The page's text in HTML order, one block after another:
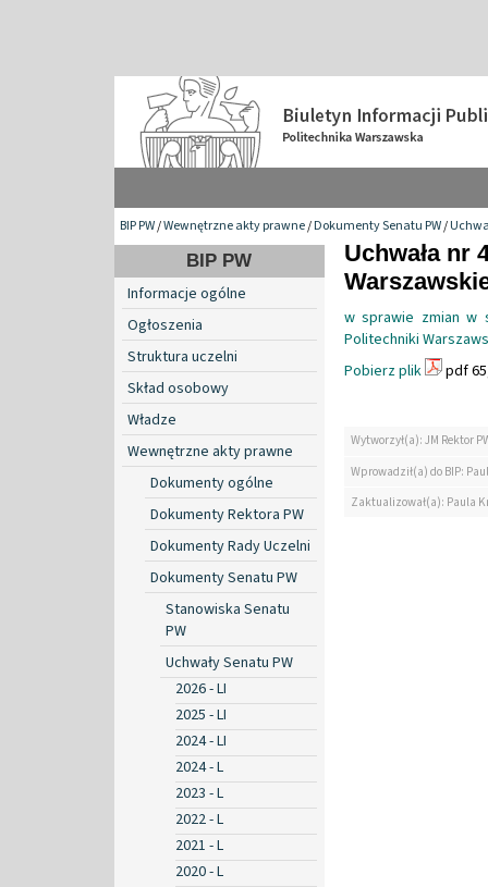
BIP PW/Wewnętrzne akty prawne/Dokumenty Senatu PW/
BIP PW
Informacje ogólne
Ogłoszenia
Struktura uczelni
Skład osobowy
Władze
Wewnętrzne akty prawne
Dokumenty ogólne
Dokumenty Rektora PW
Dokumenty Rady Uczelni
Dokumenty Senatu PW
Stanowiska Senatu
PW
Uchwały Senatu PW
2026 - LI
2025 - LI
2024 - LI
2024 - L
2023 - L
2022 - L
2021 - L
2020 - L
Uchwała nr
w sprawie zmian w
Politechniki
Pobierz plik
pdf
Wytworzył(a): JM Rektor
Wprowadził(a) do BIP:
Zaktualizował(a): Paula